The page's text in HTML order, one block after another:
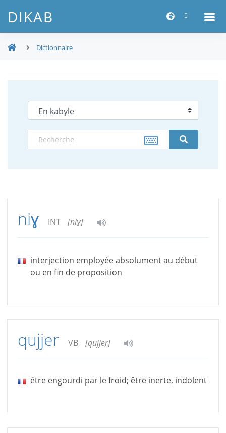
DIKAB
Dictionnaire
niɣ INT [niɣ]
interjection employée absolument au début
ou en fin de proposition
qujjer VB [qujjeṛ]
être engourdi par le froid; être inerte, indolent